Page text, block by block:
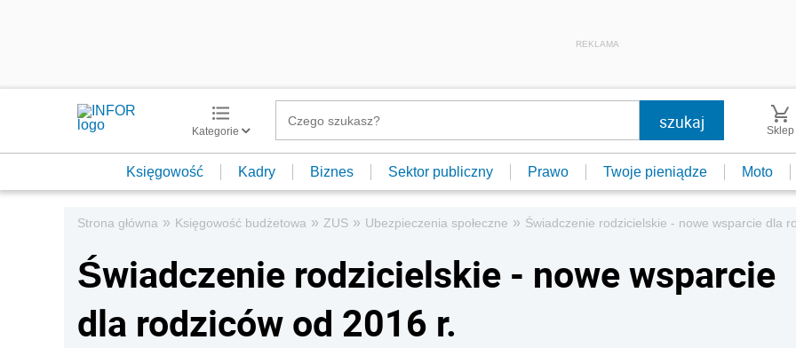
REKLAMA
Kategorie Sklep
Księgowość Kadry Biznes Sektor publiczny Prawo Twoje pieniądze Moto
Strona główna » Księgowość budżetowa » ZUS » Ubezpieczenia społeczne » Świadczenie rodzicielskie - nowe wsparcie dla
Świadczenie rodzicielskie - nowe wsparcie
dla rodziców od 2016 r.